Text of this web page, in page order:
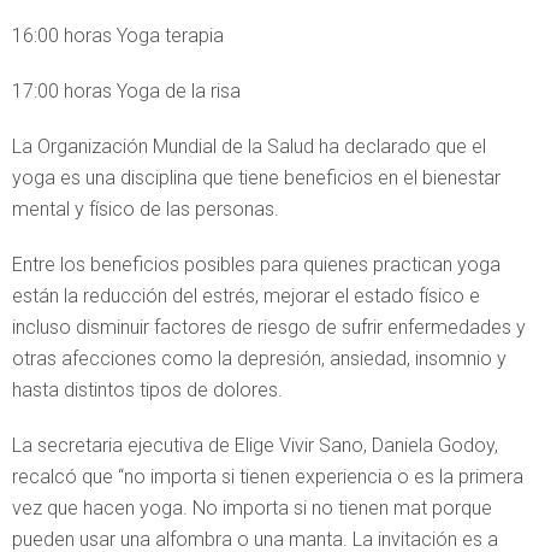
16:00 horas Yoga terapia
17:00 horas Yoga de la risa
La Organización Mundial de la Salud ha declarado que el
yoga es una disciplina que tiene beneficios en el bienestar
mental y físico de las personas.
Entre los beneficios posibles para quienes practican yoga
están la reducción del estrés, mejorar el estado físico e
incluso disminuir factores de riesgo de sufrir enfermedades y
otras afecciones como la depresión, ansiedad, insomnio y
hasta distintos tipos de dolores.
La secretaria ejecutiva de Elige Vivir Sano, Daniela Godoy,
recalcó que “no importa si tienen experiencia o es la primera
vez que hacen yoga. No importa si no tienen mat porque
pueden usar una alfombra o una manta. La invitación es a